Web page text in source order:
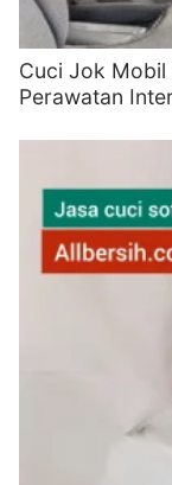
Cuci Jok Mobil
Perawatan